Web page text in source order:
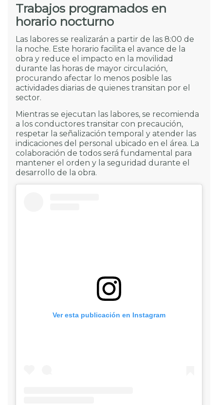
Trabajos programados en
horario nocturno
Las labores se realizarán a partir de las 8:00 de
la noche. Este horario facilita el avance de la
obra y reduce el impacto en la movilidad
durante las horas de mayor circulación,
procurando afectar lo menos posible las
actividades diarias de quienes transitan por el
sector.
Mientras se ejecutan las labores, se recomienda
a los conductores transitar con precaución,
respetar la señalización temporal y atender las
indicaciones del personal ubicado en el área. La
colaboración de todos será fundamental para
mantener el orden y la seguridad durante el
desarrollo de la obra.
Ver esta publicación en Instagram